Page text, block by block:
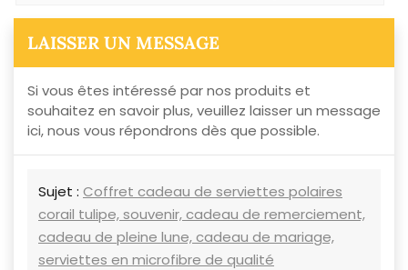
LAISSER UN MESSAGE
Si vous êtes intéressé par nos produits et
souhaitez en savoir plus, veuillez laisser un message
ici, nous vous répondrons dès que possible.
Sujet : Coffret cadeau de serviettes polaires
corail tulipe, souvenir, cadeau de remerciement,
cadeau de pleine lune, cadeau de mariage,
serviettes en microfibre de qualité